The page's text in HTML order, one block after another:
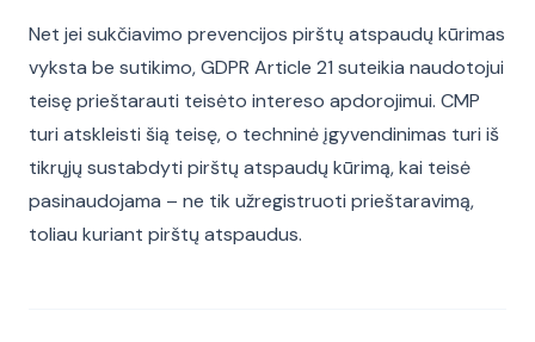
Net jei sukčiavimo prevencijos pirštų atspaudų kūrimas
vyksta be sutikimo, GDPR Article 21 suteikia naudotojui
teisę prieštarauti teisėto intereso apdorojimui. CMP
turi atskleisti šią teisę, o techninė įgyvendinimas turi iš
tikrųjų sustabdyti pirštų atspaudų kūrimą, kai teisė
pasinaudojama – ne tik užregistruoti prieštaravimą,
toliau kuriant pirštų atspaudus.